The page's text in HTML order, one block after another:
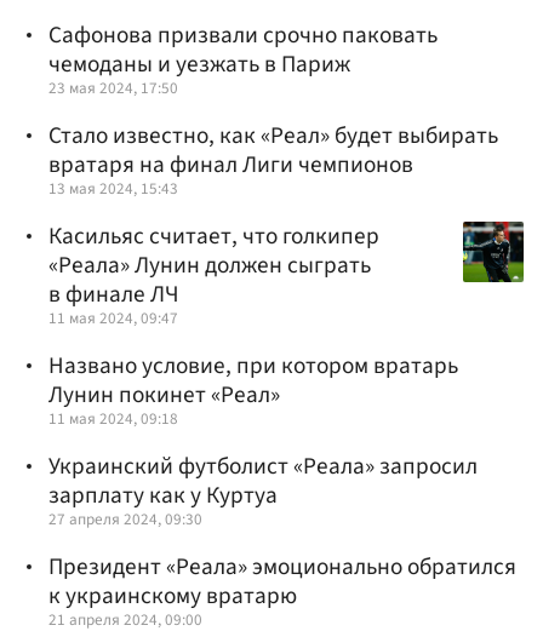
Сафонова призвали срочно паковать
чемоданы и уезжать в Париж
23 мая 2024, 17:50
Стало известно, как «Реал» будет выбирать
вратаря на финал Лиги чемпионов
13 мая 2024, 15:43
Касильяс считает, что голкипер
«Реала» Лунин должен сыграть
в финале ЛЧ
11 мая 2024, 09:47
Названо условие, при котором вратарь
Лунин покинет «Реал»
11 мая 2024, 09:18
Украинский футболист «Реала» запросил
зарплату как у Куртуа
27 апреля 2024, 09:30
Президент «Реала» эмоционально обратился
к украинскому вратарю
21 апреля 2024, 09:00